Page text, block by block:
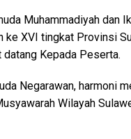
Muhammadiyah dan
ke XVI tingkat Provinsi
datang Kepada Peserta.
Negarawan, harmoni
Wilayah